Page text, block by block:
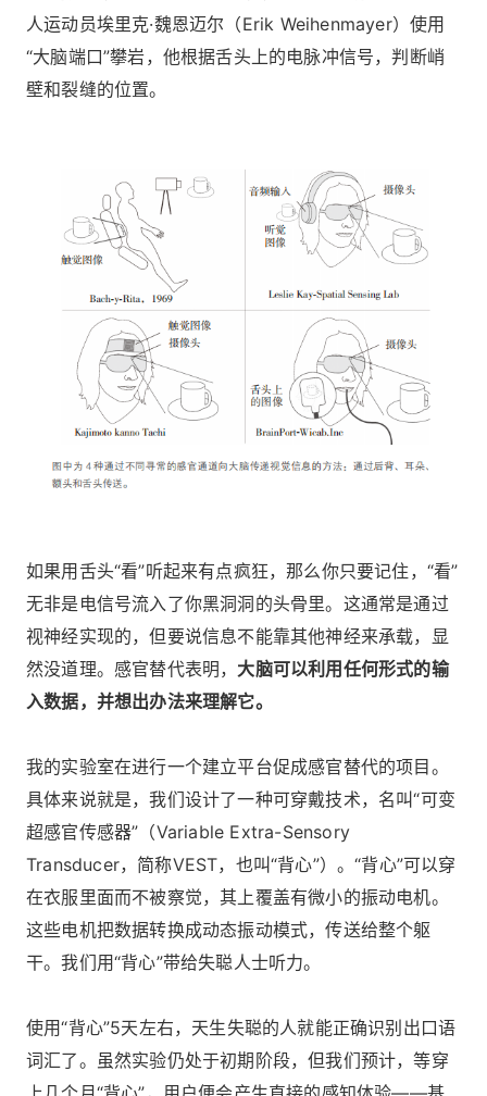
人运动员埃里克·魏恩迈尔（Erik Weihenmayer）使用
“大脑端口”攀岩，他根据舌头上的电脉冲信号，判断峭
壁和裂缝的位置。
如果用舌头“看”听起来有点疯狂，那么你只要记住，“看”
无非是电信号流入了你黑洞洞的头骨里。这通常是通过
视神经实现的，但要说信息不能靠其他神经来承载，显
然没道理。感官替代表明， 大脑可以利用任何形式的输
入数据，并想出办法来理解它。
我的实验室在进行一个建立平台促成感官替代的项目。
具体来说就是，我们设计了一种可穿戴技术，名叫“可变
超感官传感器”（Variable Extra-Sensory
Transducer，简称VEST，也叫“背心”）。“背心”可以穿
在衣服里面而不被察觉，其上覆盖有微小的振动电机。
这些电机把数据转换成动态振动模式，传送给整个躯
干。我们用“背心”带给失聪人士听力。
使用“背心”5天左右，天生失聪的人就能正确识别出口语
词汇了。虽然实验仍处于初期阶段，但我们预计，等穿